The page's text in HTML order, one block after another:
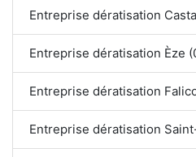
Entreprise dératisation
Entreprise dératisation Èze
Entreprise dératisation
Entreprise dératisation